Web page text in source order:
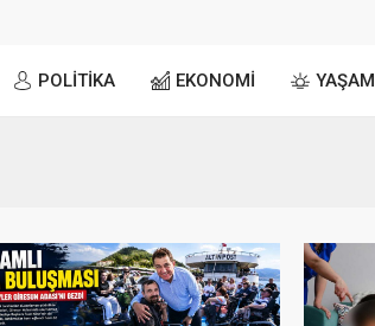
POLİTİKA EKONOMİ YAŞAM